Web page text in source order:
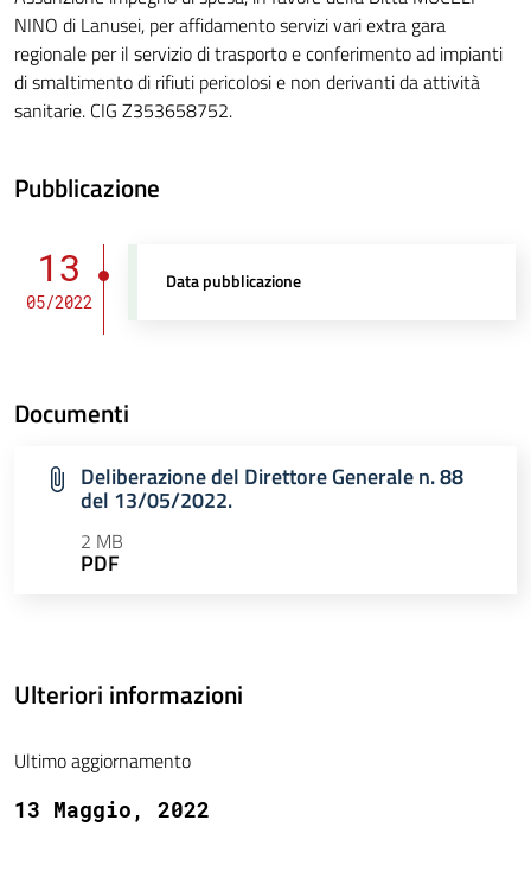
NINO di Lanusei, per affidamento servizi vari extra gara
regionale per il servizio di trasporto e conferimento ad impianti
di smaltimento di rifiuti pericolosi e non derivanti da attività
sanitarie. CIG Z353658752.
Pubblicazione
13
05/2022
Data pubblicazione
Documenti
Deliberazione del Direttore Generale n. 88
del 13/05/2022.
2 MB
PDF
Ulteriori informazioni
Ultimo aggiornamento
13 Maggio, 2022